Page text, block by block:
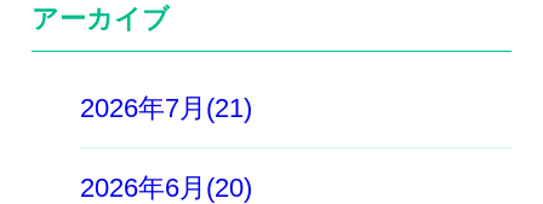
アーカイブ
2026年7月(21)
2026年6月(20)